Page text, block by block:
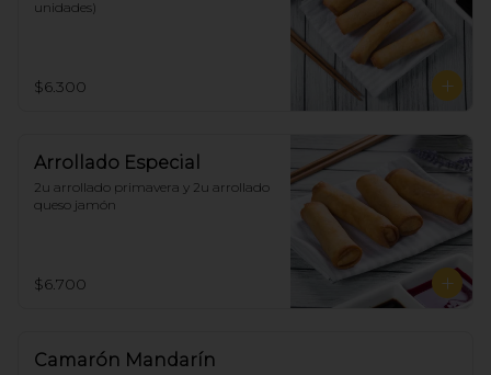
unidades)
$6.300
Arrollado Especial
2u arrollado primavera y 2u arrollado
queso jamón
$6.700
Camarón Mandarín